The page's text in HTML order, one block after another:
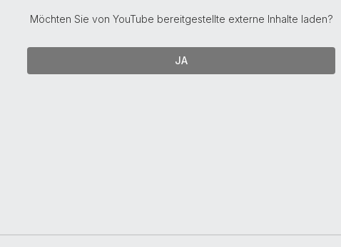
Möchten Sie von YouTube bereitgestellte externe Inhalte laden?
JA